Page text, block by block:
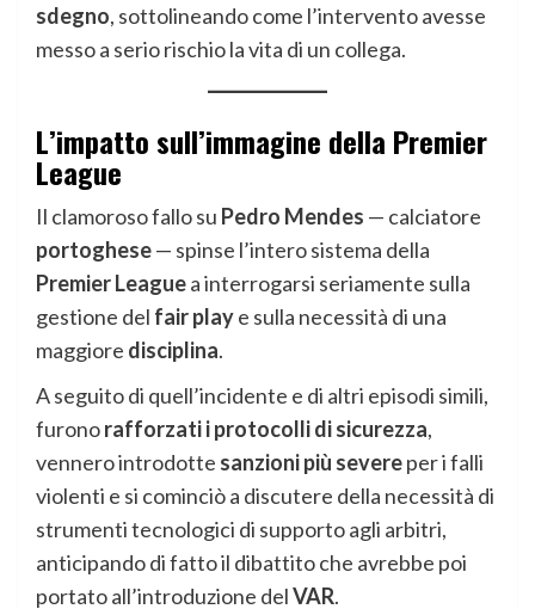
sdegno, sottolineando come l’intervento avesse
messo a serio rischio la vita di un collega.
L’impatto sull’immagine della Premier
League
Il clamoroso fallo su Pedro Mendes — calciatore
portoghese— spinse l’intero sistema della
Premier Leaguea interrogarsi seriamente sulla
gestione del fair playe sulla necessità di una
maggiore disciplina.
A seguito di quell’incidente e di altri episodi simili,
furonorafforzati i protocolli di sicurezza,
vennero introdotte sanzioni più severeper i falli
violenti e si cominciò a discutere della necessità di
strumenti tecnologici di supporto agli arbitri,
anticipando di fatto il dibattito che avrebbe poi
portato all’introduzione delVAR.